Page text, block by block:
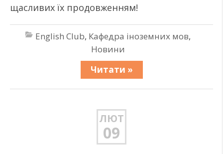
щасливих їх продовженням!
English Club, Кафедра іноземних мов,
Новини
Читати »
ЛЮТ
09